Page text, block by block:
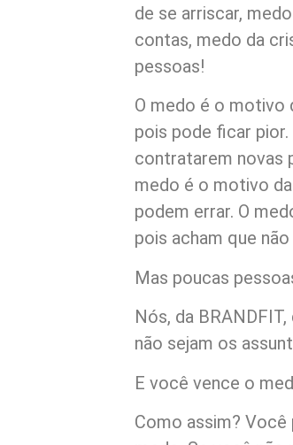
de se arriscar,
contas, medo da
pessoas!
O medo é o motivo
pois pode ficar
contratarem novas
medo é o motivo
podem errar. O
pois acham que
Mas poucas
Nós, da
não sejam os
E você vence o
Como assim?